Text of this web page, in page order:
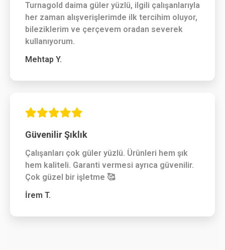
Turnagold daima güler yüzlü, ilgili çalışanlarıyla
her zaman alışverişlerimde ilk tercihim oluyor,
bileziklerim ve çerçevem oradan severek
kullanıyorum.
Mehtap Y.
Güvenilir Şıklık
Çalışanları çok güler yüzlü. Ürünleri hem şık
hem kaliteli. Garanti vermesi ayrıca güvenilir.
Çok güzel bir işletme 🥰
İrem T.